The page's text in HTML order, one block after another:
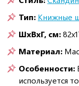
Тип: Книжные
ШxВxГ, см:
Материал:
Особенности:
используется